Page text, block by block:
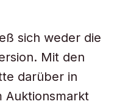
sich weder die
Mit den
darüber in
Auktionsmarkt